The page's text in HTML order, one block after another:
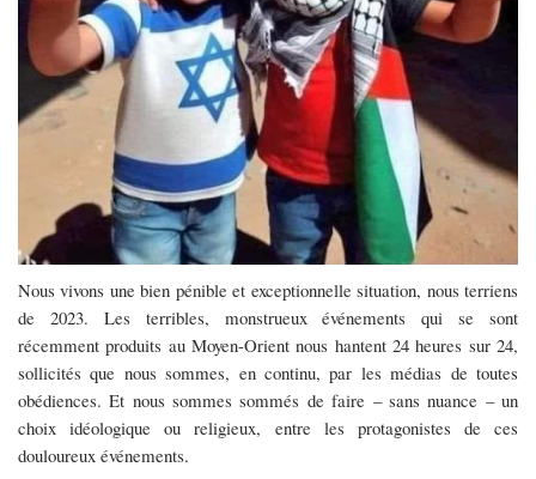
Nous vivons une bien pénible et exceptionnelle situation, nous terriens
de 2023. Les terribles, monstrueux événements qui se sont
récemment produits au Moyen-Orient nous hantent 24 heures sur 24,
sollicités que nous sommes, en continu, par les médias de toutes
obédiences. Et nous sommes sommés de faire – sans nuance – un
choix idéologique ou religieux, entre les protagonistes de ces
douloureux événements.